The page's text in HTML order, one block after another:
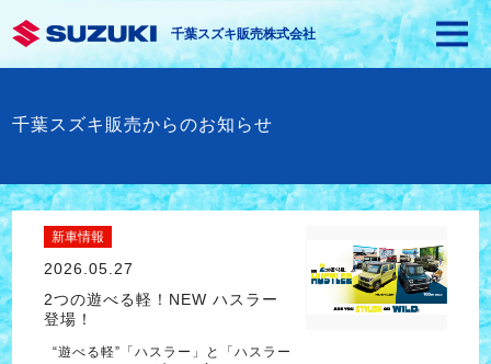
千葉スズキ販売株式会社
千葉スズキ販売からのお知らせ
新車情報
2026.05.27
2つの遊べる軽！NEW ハスラー
登場！
“遊べる軽”「ハスラー」と「ハスラー